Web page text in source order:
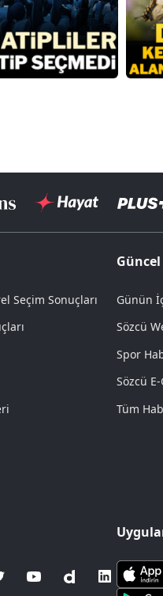
Seçim Sonuçları
Günün
Sözcü
Spor
Sözcü
Tüm